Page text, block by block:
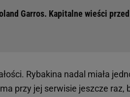
Garros. Kapitalne wieści
Rybakina nadal miała
przy jej serwisie jeszcze raz,